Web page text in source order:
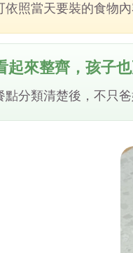
依照當天要裝的食物
起來整齊，孩子
點分類清楚後，不只